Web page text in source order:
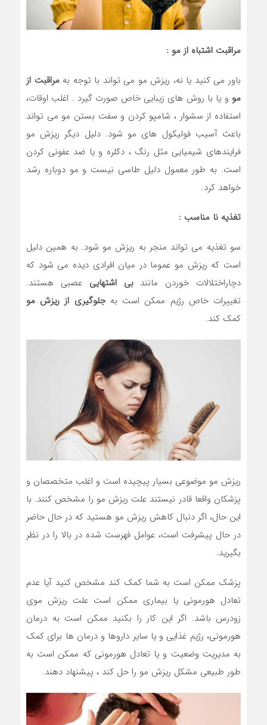
مراقبت اشتباه از مو :
باور می کنید یا نه، ریزش مو می تواند با توجه بهمراقبت از
مو و یا با روش های زیبایی خاص صورت گیرد . اغلب اوقات،
استفاده از سشوار ، شامپو کردن و سفت بستن مو می تواند
باعث آسیب فولیکول های مو شود. دلیل دیگر ریزش مو
فرایندهای شیمیایی مثل رنگ ، دکلره و یا ضد عفونی کردن
است. به طور معمول دلیل طاسی نیست و مو دوباره رشد
خواهد کرد.
تغذیه نا مناسب :
سو تغذیه می تواند منجر به ریزش مو شود. به همین دلیل
است که ریزش مو عموما در میان افرادی دیده می شود که
دچاراختلالات خوردن مانندبی اشتهایی عصبی هستند.
تغییرات خاص رژیم ممکن است بهجلوگیری از ریزش مو
کمک کند.
ریزش مو موضوعی بسیار پیچیده است و اغلب متخصصان و
پزشکان واقعا قادر نیستند علت ریزش مو را مشخص کنند. با
این حال، اگر دنبال کاهش ریزش مو هستید که در حال حاضر
در حال پیشرفت است، عوامل فهرست شده در بالا را در نظر
بگیرید.
پزشک ممکن است به شما کمک کند مشخص کنید آیا عدم
تعادل هورمونی یا بیماری ممکن است علت ریزش موی
زودرس باشد. اگر این کار را بکنید ممکن است به درمان
هورمونی، رژیم غذایی و یا سایر داروها و درمان ها برای کمک
به مدیریت وضعیت و یا تعادل هورمونی که ممکن است به
طور طبیعی مشکل ریزش مو را حل کند ، پیشنهاد دهند.